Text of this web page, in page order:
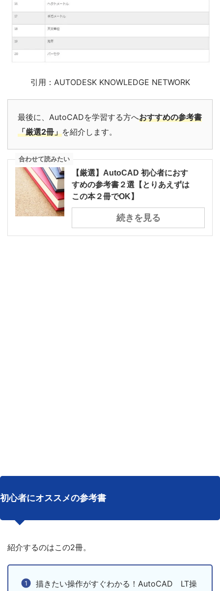
引用：AUTODESK KNOWLEDGE NETWORK
最後に、AutoCADを学習する方へおすすめの参考書
「厳選2冊」を紹介します。
合わせて読みたい
【厳選】AutoCAD 初心者におす
すめの参考書２選【とりあえずは
この本２冊でOK】
続きを見る
初心者にオススメの参考書
紹介するのはこの2冊。
描きたい操作がすぐわかる！AutoCAD LT操